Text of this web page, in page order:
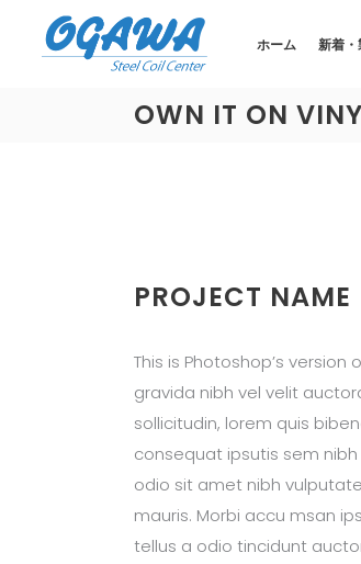
ホーム 新着・
OWN IT ON
PROJECT NAME
This is Photoshop’s version
gravida nibh vel velit
sollicitudin, lorem quis
consequat ipsutis sem nibh
odio sit amet nibh
mauris. Morbi accu msan
tellus a odio tincidunt